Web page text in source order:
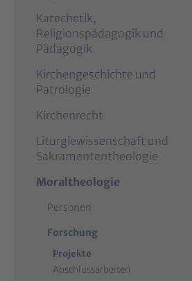
Katechetik,
Religionspädagogik und
Pädagogik
Kirchengeschichte und
Patrologie
Kirchenrecht
Liturgiewissenschaft und
Sakramententheologie
Moraltheologie
Personen
Forschung
Projekte
Abschlussarbeiten